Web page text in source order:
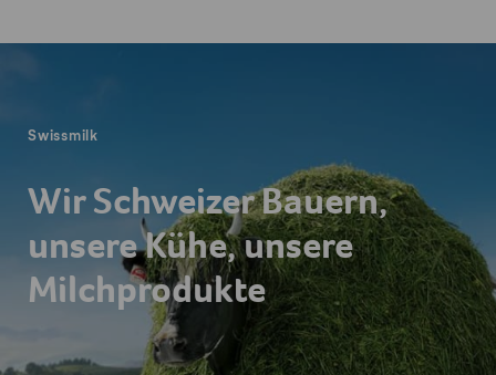
Swissmilk
Wir Schweizer Bauern,
unsere Kühe, unsere
Milchprodukte